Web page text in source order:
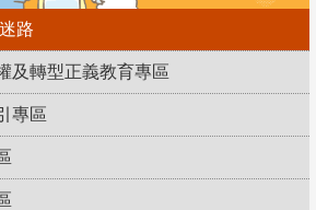
路
及轉型正義教育專區
專區